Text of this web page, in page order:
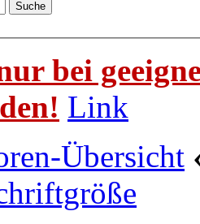
bei
Link
Übersicht